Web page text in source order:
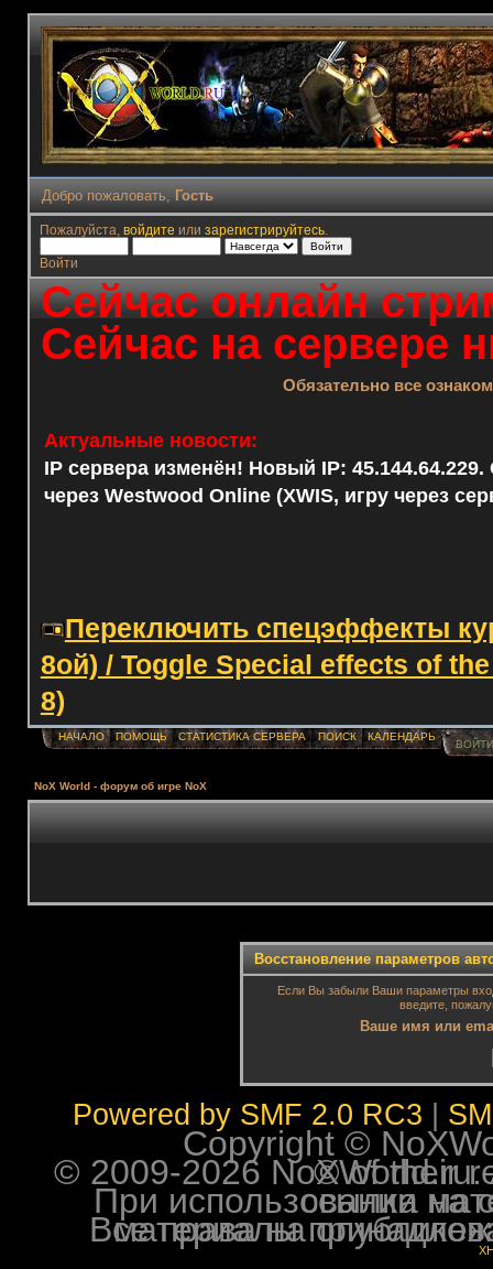
Добро пожаловать, Гость
Пожалуйста, войдите или зарегистрируйтесь.
Войти
Сейчас онлайн
Сейчас на сервере
Обязательно все
Актуальные новости:
IP сервера изменён! Новый IP: 45.144.64.229.
через Westwood Online (XWIS, игру через
Переключить спецэффекты
8ой) / Toggle Special effects of
8)
НАЧАЛО ПОМОЩЬ СТАТИСТИКА СЕРВЕРА ПОИСК КАЛЕНДАРЬ
NoX World - форум об игре NoX
Восстановление параметров
Если Вы забыли Ваши параметры
введите,
Ваше имя или
Powered by SMF 2.0 RC3
Copyright ©
© 2009-2026 NoXWorld.ru. All
При использовании
Все права на опубликованные на форуме